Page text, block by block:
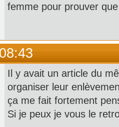
femme pour prouver
Il y avait un article du
organiser leur
ça me fait fortement
Si je peux je vous le